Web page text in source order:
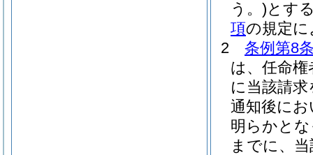
う。)とす
項の規定
2
条例第8
は、任命
に当該請
通知後に
明らかと
までに、